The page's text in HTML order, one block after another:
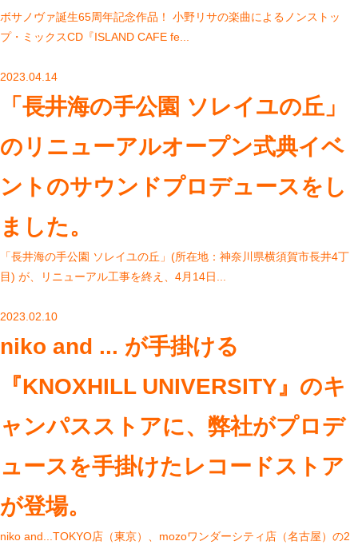
ボサノヴァ誕生65周年記念作品！ 小野リサの楽曲によるノンストッ
プ・ミックスCD『ISLAND CAFE fe...
2023.04.14
「長井海の手公園 ソレイユの丘」
のリニューアルオープン式典イベ
ントのサウンドプロデュースをし
ました。
「長井海の手公園 ソレイユの丘」(所在地：神奈川県横須賀市長井4丁
目) が、リニューアル工事を終え、4月14日...
2023.02.10
niko and ... が手掛ける
『KNOXHILL UNIVERSITY』のキ
ャンパスストアに、弊社がプロデ
ュースを手掛けたレコードストア
が登場。
niko and...TOKYO店（東京）、mozoワンダーシティ店（名古屋）の2